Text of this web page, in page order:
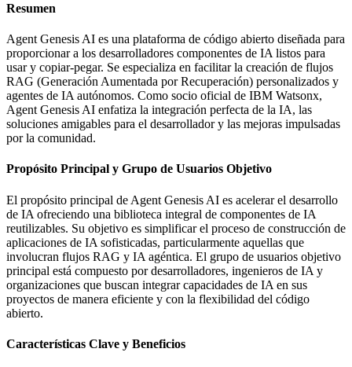
Resumen
Agent Genesis AI es una plataforma de código abierto diseñada para
proporcionar a los desarrolladores componentes de IA listos para
usar y copiar-pegar. Se especializa en facilitar la creación de flujos
RAG (Generación Aumentada por Recuperación) personalizados y
agentes de IA autónomos. Como socio oficial de IBM Watsonx,
Agent Genesis AI enfatiza la integración perfecta de la IA, las
soluciones amigables para el desarrollador y las mejoras impulsadas
por la comunidad.
Propósito Principal y Grupo de Usuarios Objetivo
El propósito principal de Agent Genesis AI es acelerar el desarrollo
de IA ofreciendo una biblioteca integral de componentes de IA
reutilizables. Su objetivo es simplificar el proceso de construcción de
aplicaciones de IA sofisticadas, particularmente aquellas que
involucran flujos RAG y IA agéntica. El grupo de usuarios objetivo
principal está compuesto por desarrolladores, ingenieros de IA y
organizaciones que buscan integrar capacidades de IA en sus
proyectos de manera eficiente y con la flexibilidad del código
abierto.
Características Clave y Beneficios